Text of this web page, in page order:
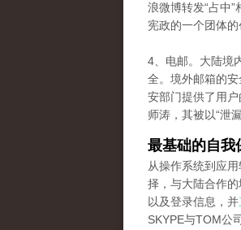
浪微博转发“占中
宪政的一个团体
4、电邮。大陆境
全。境外邮箱的
安部门提供了用
师涛，其被以“泄
最基础的自我
从操作系统到应
择，与大陆合作
以及登录信息，并
SKYPE与TOM公